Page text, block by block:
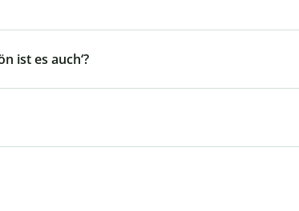
ist es auch‘?